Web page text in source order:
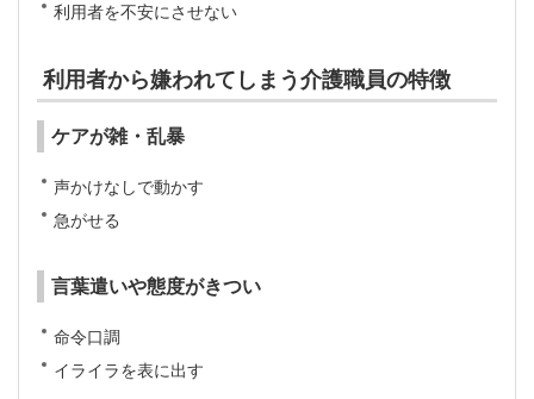
利用者を不安にさせない
利用者から嫌われてしまう介護職員の特徴
ケアが雑・乱暴
声かけなしで動かす
急がせる
言葉遣いや態度がきつい
命令口調
イライラを表に出す